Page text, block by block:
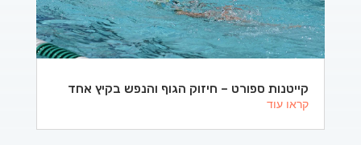
קייטנות ספורט – חיזוק הגוף והנפש בקיץ אחד
קראו עוד